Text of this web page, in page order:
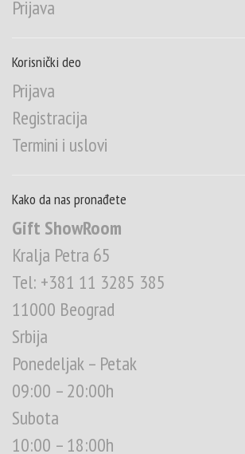
Prijava
Korisnički deo
Prijava
Registracija
Termini i uslovi
Kako da nas pronađete
Gift ShowRoom
Kralja Petra 65
Tel: +381 11 3285 385
11000 Beograd
Srbija
Ponedeljak – Petak
09:00 – 20:00h
Subota
10:00 – 18:00h